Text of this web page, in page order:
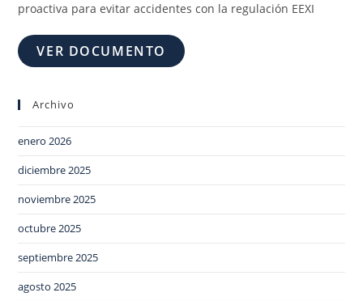
proactiva para evitar accidentes con la regulación EEXI
VER DOCUMENTO
Archivo
enero 2026
diciembre 2025
noviembre 2025
octubre 2025
septiembre 2025
agosto 2025